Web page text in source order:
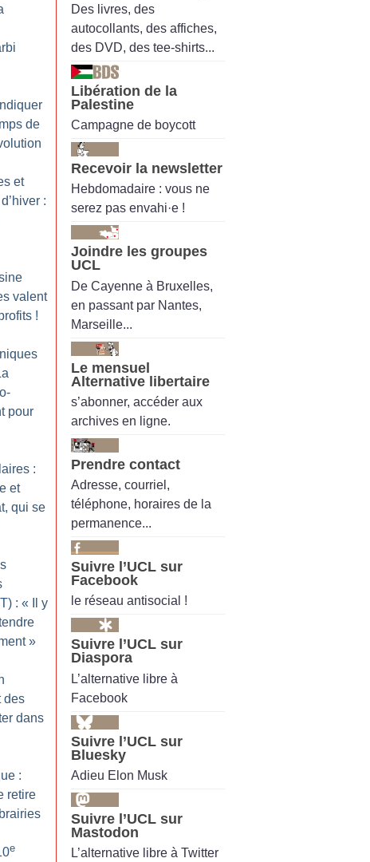
de
et
:
valent
!
pour
:
et
qui se
: «
Il y
»
des
dans
:
retire
e
Des livres, des
autocollants, des affiches,
des DVD, des tee-shirts...
Libération de la
Palestine
Campagne de boycott
Recevoir la newsletter
Hebdomadaire : vous ne
serez pas envahi·e !
Joindre les groupes
UCL
De Cayenne à Bruxelles,
en passant par Nantes,
Marseille...
Le mensuel
Alternative libertaire
s’abonner, accéder aux
archives en ligne.
Prendre contact
Adresse, courriel,
téléphone, horaires de la
permanence...
Suivre l’UCL sur
Facebook
le réseau antisocial !
Suivre l’UCL sur
Diaspora
L’alternative libre à
Facebook
Suivre l’UCL sur
Bluesky
Adieu Elon Musk
Suivre l’UCL sur
Mastodon
L’alternative libre à Twitter